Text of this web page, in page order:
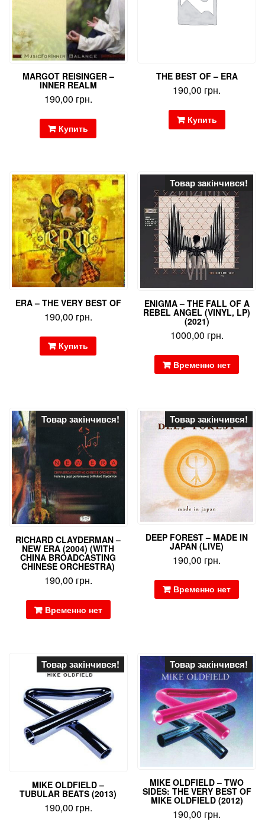
MARGOT REISINGER –
INNER REALM
190,00 грн.
Купить
THE BEST OF – ERA
190,00 грн.
Купить
ERA – THE VERY BEST OF
190,00 грн.
Купить
Товар закінчився!
ENIGMA – THE FALL OF A
REBEL ANGEL (VINYL, LP)
(2021)
1000,00 грн.
Временно нет
Товар закінчився!
RICHARD CLAYDERMAN –
NEW ERA (2004) (WITH
CHINA BROADCASTING
CHINESE ORCHESTRA)
190,00 грн.
Временно нет
Товар закінчився!
DEEP FOREST – MADE IN
JAPAN (LIVE)
190,00 грн.
Временно нет
Товар закінчився!
MIKE OLDFIELD –
TUBULAR BEATS (2013)
190,00 грн.
Товар закінчився!
MIKE OLDFIELD – TWO
SIDES: THE VERY BEST OF
MIKE OLDFIELD (2012)
190,00 грн.